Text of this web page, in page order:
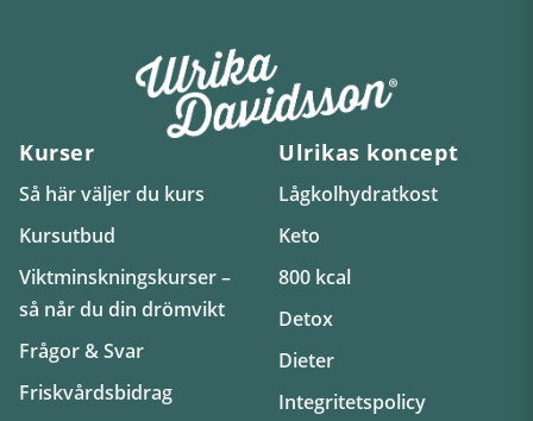
Kurser
Så här väljer du kurs
Kursutbud
Viktminskningskurser –
så når du din drömvikt
Frågor & Svar
Friskvårdsbidrag
Ulrikas koncept
Lågkolhydratkost
Keto
800 kcal
Detox
Dieter
Integritetspolicy